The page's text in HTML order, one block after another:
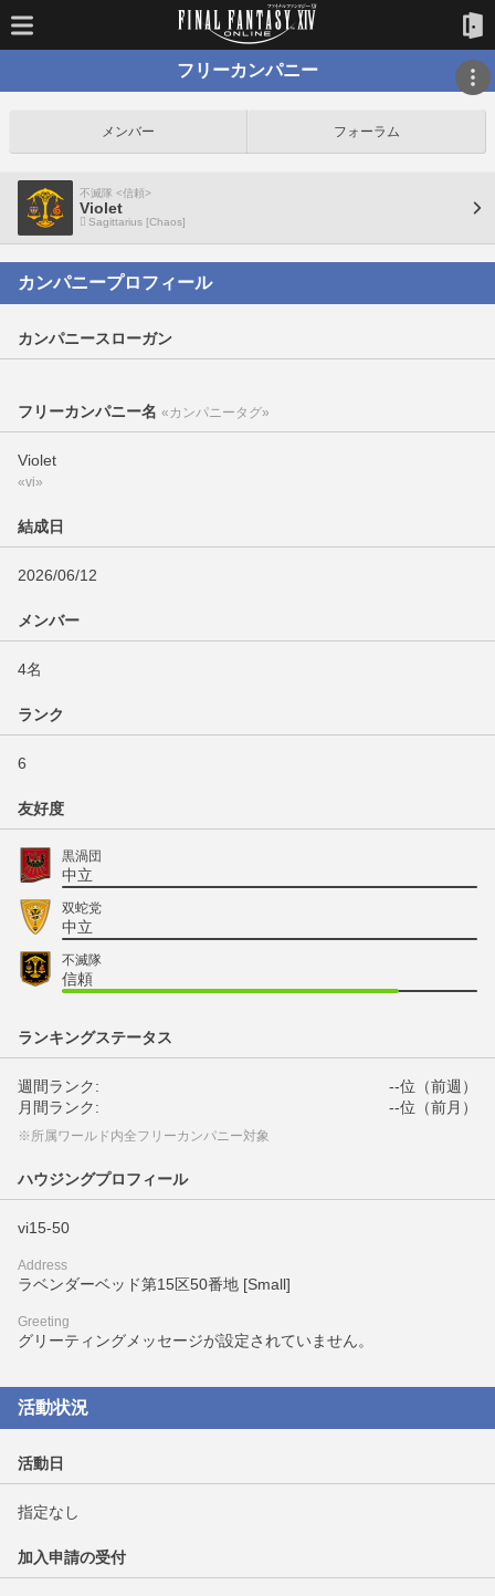
フリーカンパニー
メンバー フォーラム
不滅隊 <信頼>
Violet
Sagittarius [Chaos]
カンパニープロフィール
カンパニースローガン
フリーカンパニー名 «カンパニータグ»
Violet
«vi»
結成日
2026/06/12
メンバー
4名
ランク
6
友好度
黒渦団
中立
双蛇党
中立
不滅隊
信頼
ランキングステータス
週間ランク:
--位（前週）
月間ランク:
--位（前月）
※所属ワールド内全フリーカンパニー対象
ハウジングプロフィール
vi15-50
Address
ラベンダーベッド第15区50番地 [Small]
Greeting
グリーティングメッセージが設定されていません。
活動状況
活動日
指定なし
加入申請の受付